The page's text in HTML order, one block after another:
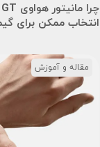
انتخاب ممکن برای
مقاله و آموزش